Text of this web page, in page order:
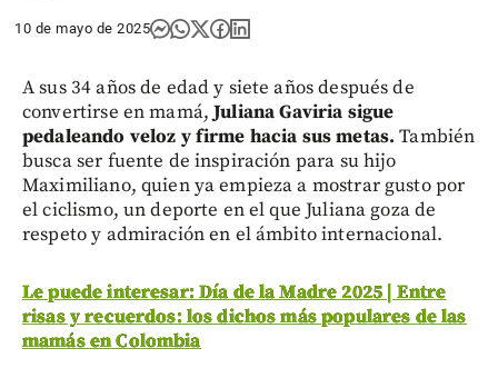
10 de mayo de 2025
A sus 34 años de edad y siete años después de
convertirse en mamá,Juliana Gaviria sigue
pedaleando veloz y firme hacia sus metas.También
busca ser fuente de inspiración para su hijo
Maximiliano, quien ya empieza a mostrar gusto por
el ciclismo, un deporte en el que Juliana goza de
respeto y admiración en el ámbito internacional.
Le puede interesar: Día de la Madre 2025 | Entre
risas y recuerdos: los dichos más populares de las
mamás en Colombia